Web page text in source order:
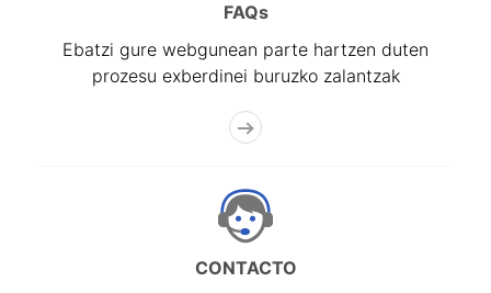
FAQs
Ebatzi gure webgunean parte hartzen duten
prozesu exberdinei buruzko zalantzak
CONTACTO